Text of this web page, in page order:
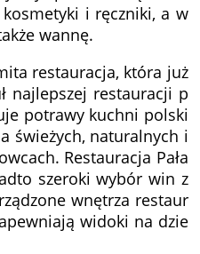
i ręczniki, a w
wannę.
restauracja, która już
najlepszej restauracji p
potrawy kuchni polski
świeżych, naturalnych i
Restauracja Pała
szeroki wybór win z
wnętrza restaur
widoki na dzie